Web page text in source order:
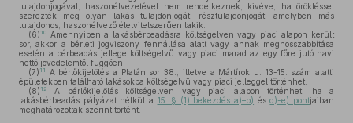
tulajdonjogával, haszonélvezetével nem rendelkeznek, kivéve, ha örökléssel
szerezték meg olyan lakás tulajdonjogát, résztulajdonjogát, amelyben más
tulajdonos, haszonélvező életvitelszerűen lakik.
(6) 10 Amennyiben a lakásbérbeadásra költségelven vagy piaci alapon került
sor, akkor a bérleti jogviszony fennállása alatt vagy annak meghosszabbítása
esetén a bérbeadás jellege költségelvű vagy piaci marad az egy főre jutó havi
nettó jövedelemtől függően.
(7) 11
A bérlőkijelölés a Platán sor 38., illetve a Mártírok u. 13-15. szám alatti
épületekben található lakásokba költségelvű vagy piaci jelleggel történhet.
(8) 12
A bérlőkijelölés költségelven vagy piaci alapon történhet, ha a
lakásbérbeadás pályázat nélkül a 15. § (1) bekezdés a)–b) ésd)-e) pontjaiban
meghatározottak szerint történt.